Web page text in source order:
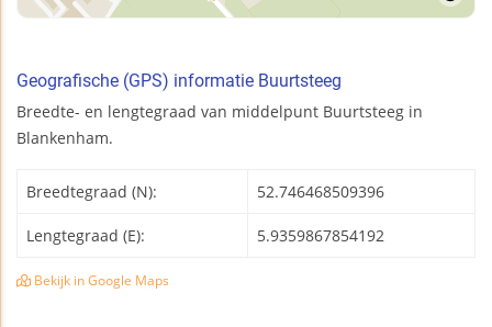
Geografische (GPS) informatie Buurtsteeg
Breedte- en lengtegraad van middelpunt Buurtsteeg in
Blankenham.
Breedtegraad (N): 52.746468509396
Lengtegraad (E): 5.9359867854192
Bekijk in Google Maps